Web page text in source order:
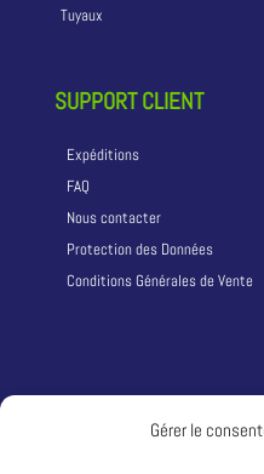
Gérer le
Tuyaux
SUPPORT CLIENT
Expéditions
FAQ
Nous contacter
Protection des Données
Conditions Générales de Vente
LA SOCIÉTÉ